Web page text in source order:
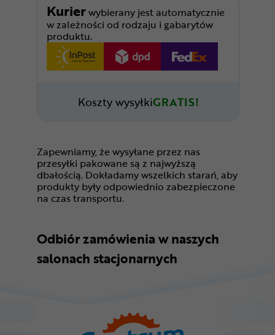
Kurierwybierany jest automatycznie
w zależności od rodzaju i gabarytów
produktu.
Koszty wysyłkiGRATIS!
Zapewniamy, że wysyłane przez nas
przesyłki pakowane są z najwyższą
dbałością. Dokładamy wszelkich starań, aby
produkty były odpowiednio zabezpieczone
na czas transportu.
Odbiór zamówienia w naszych
salonach stacjonarnych